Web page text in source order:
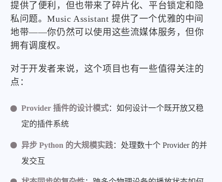
提供了便利，但也带来了碎片化、平台锁定和隐
私问题。Music Assistant 提供了一个优雅的中间
地带——你仍然可以使用这些流媒体服务，但你
拥有调度权。
对于开发者来说，这个项目也有一些值得关注的
点：
Provider 插件的设计模式：如何设计一个既开放又稳
定的插件系统
异步 Python 的大规模实践：处理数十个 Provider 的并
发交互